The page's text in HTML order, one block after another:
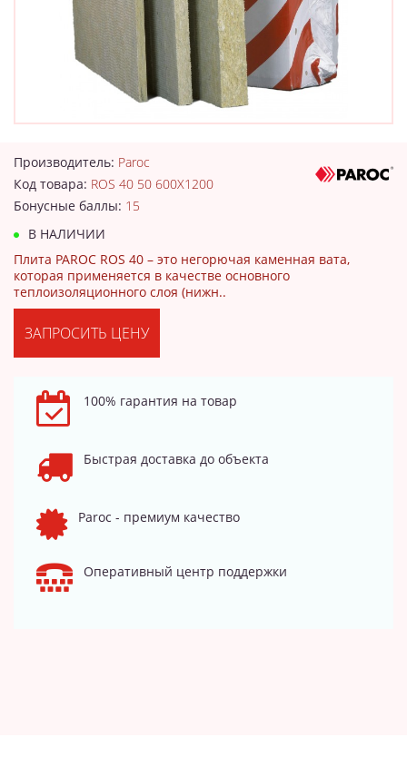
Производитель: Paroc
Код товара: ROS 40 50 600X1200
Бонусные баллы: 15
В НАЛИЧИИ
Плита PAROC ROS 40 – это негорючая каменная вата,
которая применяется в качестве основного
теплоизоляционного слоя (нижн..
ЗАПРОСИТЬ ЦЕНУ
100% гарантия на товар
Быстрая доставка до объекта
Paroc - премиум качество
Оперативный центр поддержки